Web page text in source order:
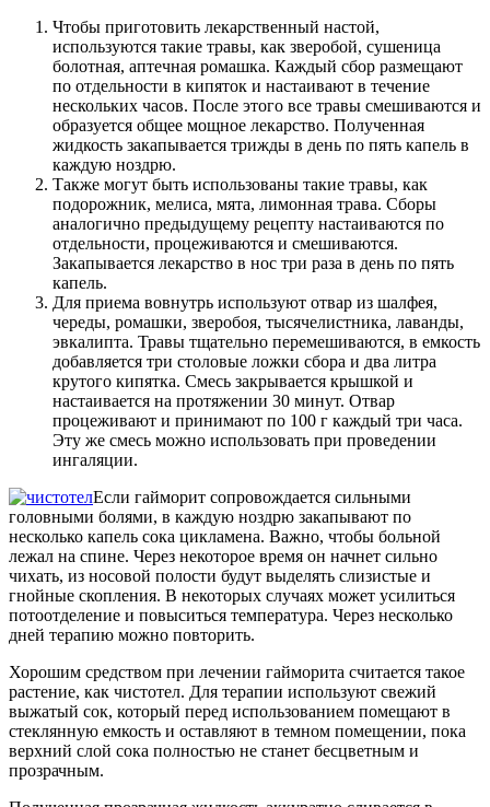
Чтобы приготовить лекарственный настой,
используются такие травы, как зверобой, сушеница
болотная, аптечная ромашка. Каждый сбор размещают
по отдельности в кипяток и настаивают в течение
нескольких часов. После этого все травы смешиваются и
образуется общее мощное лекарство. Полученная
жидкость закапывается трижды в день по пять капель в
каждую ноздрю.
Также могут быть использованы такие травы, как
подорожник, мелиса, мята, лимонная трава. Сборы
аналогично предыдущему рецепту настаиваются по
отдельности, процеживаются и смешиваются.
Закапывается лекарство в нос три раза в день по пять
капель.
Для приема вовнутрь используют отвар из шалфея,
череды, ромашки, зверобоя, тысячелистника, лаванды,
эвкалипта. Травы тщательно перемешиваются, в емкость
добавляется три столовые ложки сбора и два литра
крутого кипятка. Смесь закрывается крышкой и
настаивается на протяжении 30 минут. Отвар
процеживают и принимают по 100 г каждый три часа.
Эту же смесь можно использовать при проведении
ингаляции.
Если гайморит сопровождается сильными
головными болями, в каждую ноздрю закапывают по
несколько капель сока цикламена. Важно, чтобы больной
лежал на спине. Через некоторое время он начнет сильно
чихать, из носовой полости будут выделять слизистые и
гнойные скопления. В некоторых случаях может усилиться
потоотделение и повыситься температура. Через несколько
дней терапию можно повторить.
Хорошим средством при лечении гайморита считается такое
растение, как чистотел. Для терапии используют свежий
выжатый сок, который перед использованием помещают в
стеклянную емкость и оставляют в темном помещении, пока
верхний слой сока полностью не станет бесцветным и
прозрачным.